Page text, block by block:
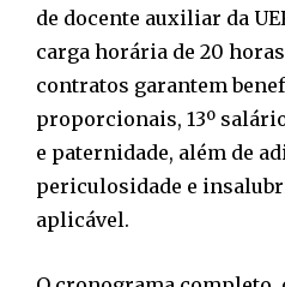
de docente auxiliar da
carga horária de 20
contratos garantem
proporcionais, 13º
e paternidade, além de
periculosidade e
aplicável.